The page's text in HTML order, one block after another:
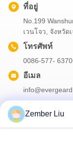
ที่อยู่
No.199
เวนโจว, จังหวัด
โทรศัพท์
0086-577-
อีเมล
Zember Liu